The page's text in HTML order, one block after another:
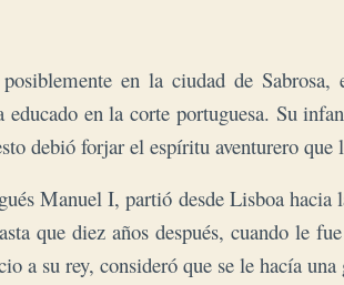
en la ciudad de
en la corte portuguesa. Su
debió forjar el espíritu aventurero que
Manuel I, partió desde Lisboa
que diez años después, cuando le
a su rey, consideró que se le hacía